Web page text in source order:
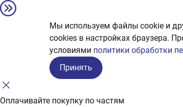
Мы используем файлы cookie и
сookies в настройках браузера.
условиями политики обработки
Принять
Оплачивайте покупку по частям